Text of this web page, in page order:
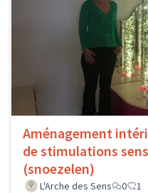
Aménagement
de stimulations
(snoezelen)
L'Arche des Sens 0 1